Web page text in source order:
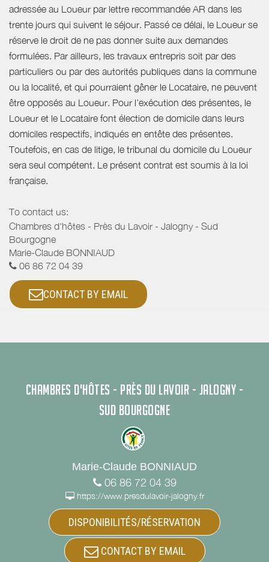
adressée au Loueur par lettre recommandée AR dans les
trente jours qui suivent le séjour. Passé ce délai, le Loueur se
réserve le droit de ne pas donner suite aux demandes
formulées. Par ailleurs, les travaux entrepris soit par des
particuliers ou par des autorités publiques dans la commune
ou la localité, et qui pourraient gêner le Locataire, ne peuvent
être opposés au Loueur. Pour l’exécution des présentes, le
Loueur et le Locataire font élection de domicile dans leurs
domiciles respectifs, indiqués en entête des présentes.
Toutefois, en cas de litige, le tribunal du domicile du Loueur
sera seul compétent. Le présent contrat est soumis à la loi
française.
To contact us:
Chambres d'hôtes - Près du Lavoir - Jalogny - Sud
Bourgogne
Marie-Claude BONNIAUD
06 86 72 04 39
CONTACT BY EMAIL
CHAMBRES D'HÔTES - PRÈS DU LAVOIR - JALOGNY -
SUD BOURGOGNE
Marie-Claude BONNIAUD
06 86 72 04 39
https://www.presdulavoir-jalogny.fr
DISPONIBILITÉS/RÉSERVATION
CONTACT BY EMAIL